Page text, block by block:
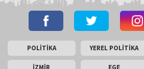
POLİTİKA YEREL POLİTİKA
İZMİR EGE